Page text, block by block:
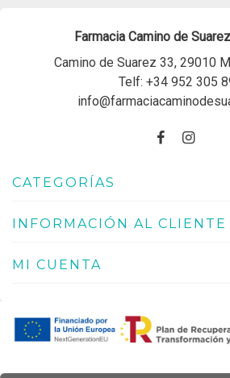
Farmacia Camino de
Camino de Suarez 33, 29010
Telf: +34 952 305
CATEGORÍAS
INFORMACIÓN AL CLIENTE
MI CUENTA